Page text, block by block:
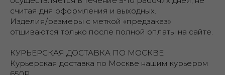
считая дня оформления и выходных.
Изделия/размеры с меткой «предзаказ»
отшиваются только после полной оплаты на сайте.
КУРЬЕРСКАЯ ДОСТАВКА ПО МОСКВЕ
Курьерская доставка по Москве нашим курьером